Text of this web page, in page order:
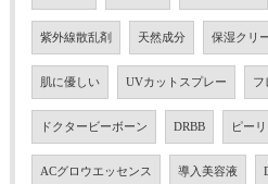
紫外線散乱剤 天然成分 保湿クリ
肌に優しい UVカットスプレー フ
ドクタービーボーン DRBB ピー
ACグロウエッセンス 導入美容液